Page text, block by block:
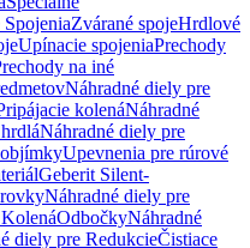
Zvárané spojeHrdlové
Upínacie spojeniaPrechody
na iné
Náhradné diely pre
kolenáNáhradné
Náhradné diely pre
Upevnenia pre rúrové
Geberit Silent-
Náhradné diely pre
OdbočkyNáhradné
diely pre RedukcieČistiace